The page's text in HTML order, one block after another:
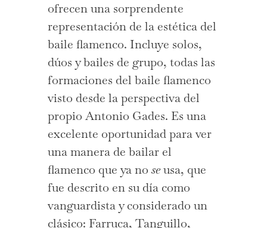
ofrecen una sorprendente
representación de la estética del
baile flamenco. Incluye solos,
dúos y bailes de grupo, todas las
formaciones del baile flamenco
visto desde la perspectiva del
propio Antonio Gades. Es una
excelente oportunidad para ver
una manera de bailar el
flamenco que ya no seusa, que
fue descrito en su día como
vanguardista y considerado un
clásico: Farruca, Tanguillo,